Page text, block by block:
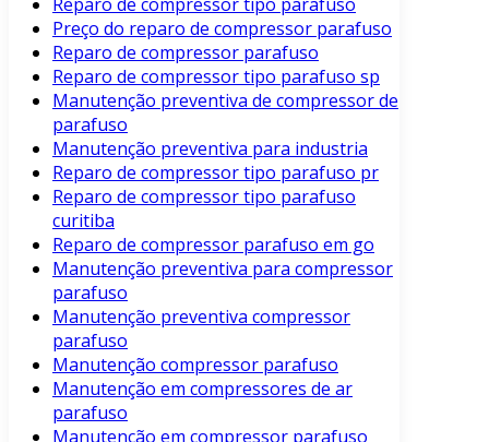
Preço do reparo de compressor parafuso
Reparo de compressor parafuso
Reparo de compressor tipo parafuso sp
Manutenção preventiva de compressor de
parafuso
Manutenção preventiva para industria
Reparo de compressor tipo parafuso pr
Reparo de compressor tipo parafuso
curitiba
Reparo de compressor parafuso em go
Manutenção preventiva para compressor
parafuso
Manutenção preventiva compressor
parafuso
Manutenção compressor parafuso
Manutenção em compressores de ar
parafuso
Manutenção em compressor parafuso